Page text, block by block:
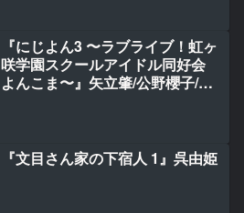
『にじよん3 〜ラブライブ！虹ヶ
咲学園スクールアイドル同好会
よんこま〜』矢立肇/公野櫻子/ミ
『文目さん家の下宿人 1』呉由姫